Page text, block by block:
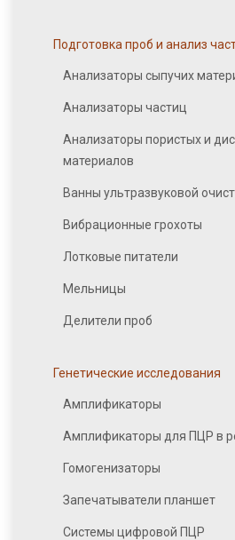
Подготовка проб и анализ
Анализаторы сыпучих
Анализаторы частиц
Анализаторы пористых и
материалов
Ванны ультразвуковой
Вибрационные грохоты
Лотковые питатели
Мельницы
Делители проб
Генетические исследования
Амплификаторы
Амплификаторы для ПЦР в
Гомогенизаторы
Запечатыватели планшет
Системы цифровой ПЦР